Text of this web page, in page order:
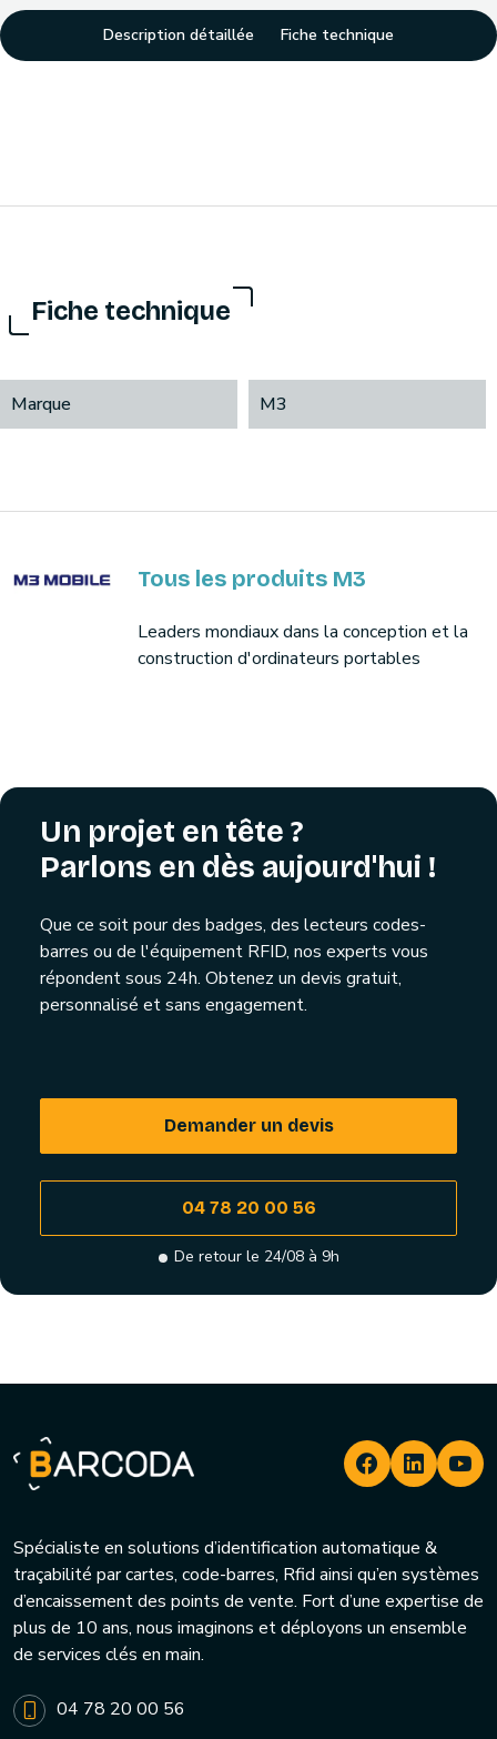
Description détaillée Fiche technique
Fiche technique
Marque M3
Tous les produits M3
Leaders mondiaux dans la conception et la
construction d'ordinateurs portables
Un projet en tête ?
Parlons en dès aujourd'hui !
Que ce soit pour des badges, des lecteurs codes-
barres ou de l'équipement RFID, nos experts vous
répondent sous 24h. Obtenez un devis gratuit,
personnalisé et sans engagement.
Demander un devis
04 78 20 00 56
De retour le 24/08 à 9h
Spécialiste en solutions d’identification automatique &
traçabilité par cartes, code-barres, Rfid ainsi qu’en systèmes
d’encaissement des points de vente. Fort d’une expertise de
plus de 10 ans, nous imaginons et déployons un ensemble
de services clés en main.
04 78 20 00 56